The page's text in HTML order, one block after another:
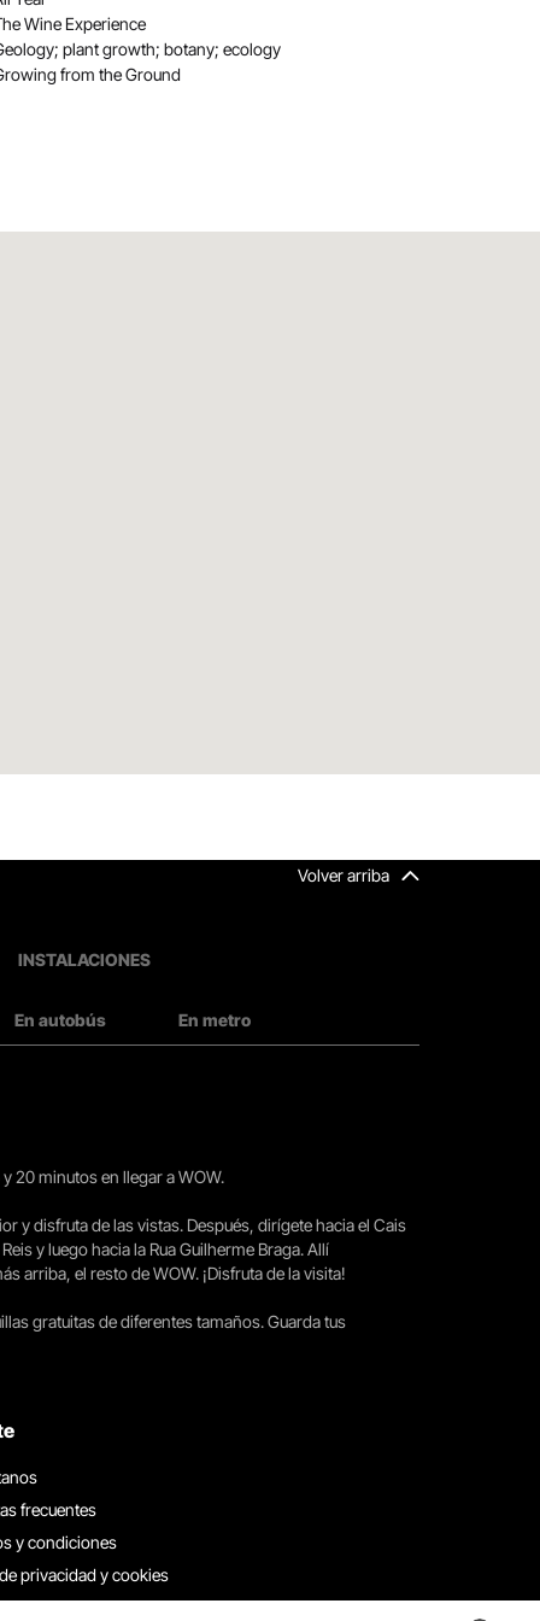
Wine Experience
plant growth; botany; ecology
from the Ground
Volver arriba
INSTALACIONES
En autobús En metro
20 minutos en llegar a WOW.
y disfruta de las vistas. Después, dirígete hacia el Cais
y luego hacia la Rua Guilherme Braga. Allí
arriba, el resto de WOW. ¡Disfruta de la visita!
gratuitas de diferentes tamaños. Guarda tus
frecuentes
y condiciones
privacidad y cookies
nosotros